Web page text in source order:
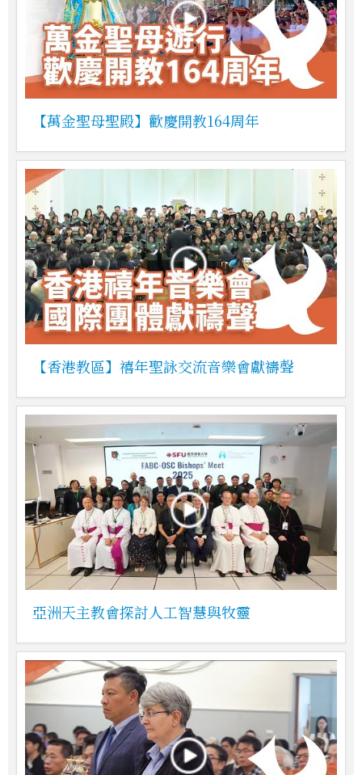
【萬金聖母聖殿】歡慶開教164周年
【香港教區】禧年聖詠交流音樂會獻禱聲
亞洲天主教會探討人工智慧與牧靈